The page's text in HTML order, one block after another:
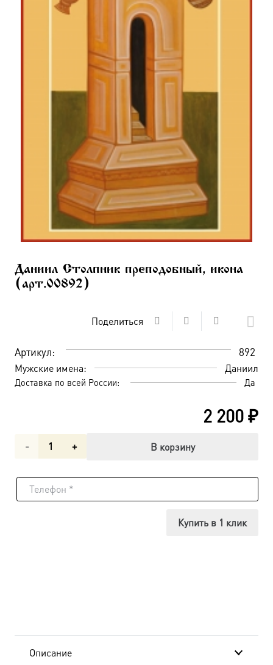
Даниил Столпник преподобный, икона
(арт.00892)
Поделиться
Артикул: 892
Мужские имена: Даниил
Доставка по всей России: Да
2 200₽
Количество
Даниил
В корзину
Купить в 1 клик
Описание